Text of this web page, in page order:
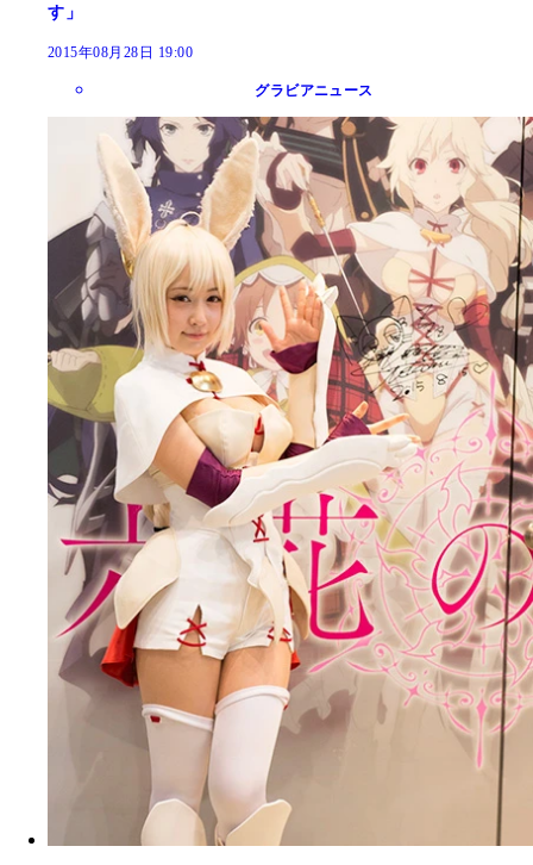
す」
2015年08月28日 19:00
グラビアニュース